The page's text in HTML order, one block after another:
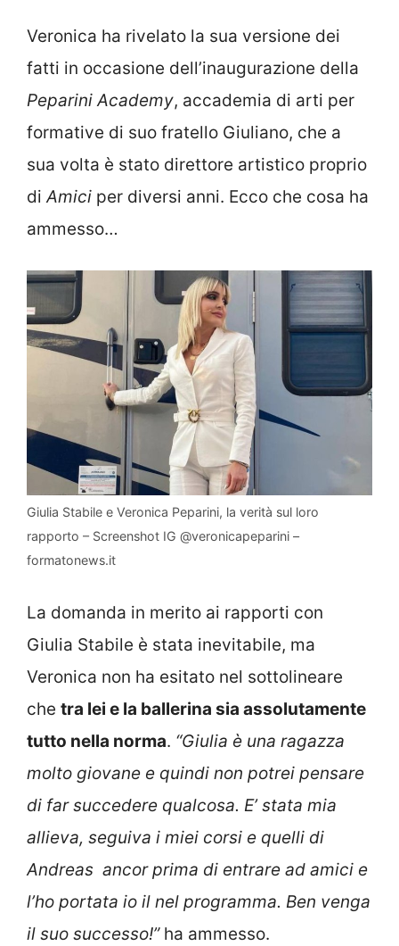
Veronica ha rivelato la sua versione dei
fatti in occasione dell’inaugurazione della
Peparini Academy, accademia di arti per
formative di suo fratello Giuliano, che a
sua volta è stato direttore artistico proprio
di Amici per diversi anni. Ecco che cosa ha
ammesso…
Giulia Stabile e Veronica Peparini, la verità sul loro
rapporto – Screenshot IG @veronicapeparini –
formatonews.it
La domanda in merito ai rapporti con
Giulia Stabile è stata inevitabile, ma
Veronica non ha esitato nel sottolineare
che tra lei e la ballerina sia assolutamente
tutto nella norma. “Giulia è una ragazza
molto giovane e quindi non potrei pensare
di far succedere qualcosa. E’ stata mia
allieva, seguiva i miei corsi e quelli di
Andreas ancor prima di entrare ad amici e
l’ho portata io il nel programma. Ben venga
il suo successo!” ha ammesso.